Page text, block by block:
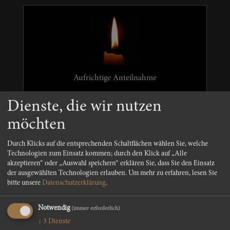
Aufrichtige Anteilnahme
Anja mit Familie
Dienste, die wir nutzen
möchten
Durch Klicks auf die entsprechenden Schaltflächen wählen Sie, welche
Technologien zum Einsatz kommen; durch den Klick auf „Alle
akzeptieren“ oder „Auswahl speichern“ erklären Sie, dass Sie den Einsatz
der ausgewählten Technologien erlauben. Um mehr zu erfahren, lesen Sie
bitte unsere Datenschutzerklärung.
Notwendig (immer erforderlich)
↓ 3 Dienste